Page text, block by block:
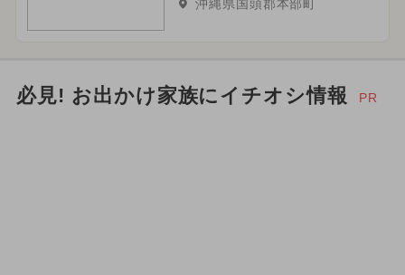
沖縄県国頭郡本部町
必見! お出かけ家族にイチオシ情報 PR